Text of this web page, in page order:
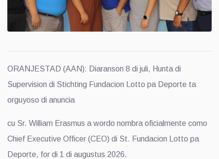
ORANJESTAD (AAN): Diaranson 8 di juli, Hunta di
Supervision di Stichting Fundacion Lotto pa Deporte ta
orguyoso di anuncia
cu Sr. William Erasmus a wordo nombra oficialmente como
Chief Executive Officer (CEO) di St. Fundacion Lotto pa
Deporte, for di 1 di augustus 2026.